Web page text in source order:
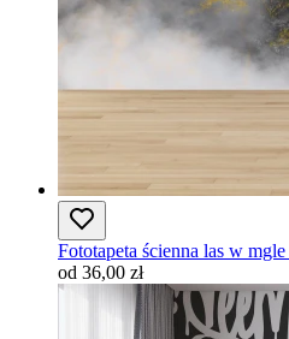
Fototapeta ścienna las w mgle
od 36,00 zł